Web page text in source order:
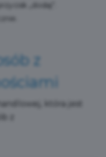
„dodaj”.
z
która jest
z